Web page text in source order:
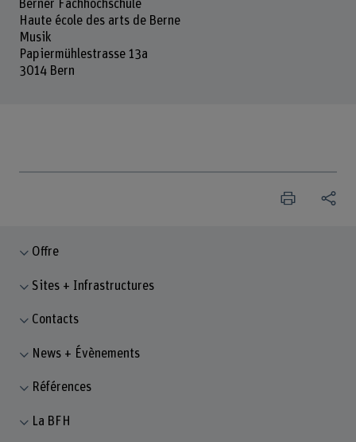
Berner Fachhochschule
Haute école des arts de Berne
Musik
Papiermühlestrasse 13a
3014 Bern
Offre
Sites + Infrastructures
Contacts
News + Évènements
Références
La BFH